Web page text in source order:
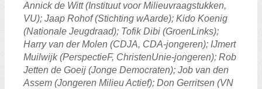
Annick de Witt (Instituut voor Milieuvraagstukken,
VU); Jaap Rohof (Stichting wAarde); Kido Koenig
(Nationale Jeugdraad); Tofik Dibi (GroenLinks);
Harry van der Molen (CDJA, CDA-jongeren); IJmert
Muilwijk (PerspectieF, ChristenUnie-jongeren); Rob
Jetten de Goeij (Jonge Democraten); Job van den
Assem (Jongeren Milieu Actief); Don Gerritsen (VN